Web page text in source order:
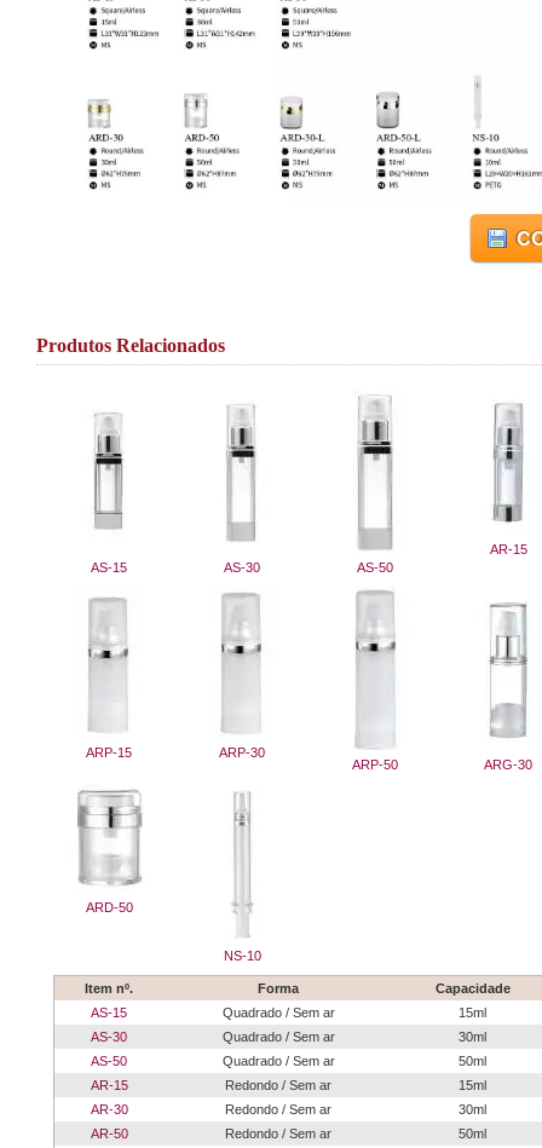
Produtos Relacionados
AS-15 AS-30 AS-50
AR-15
ARP-15
ARP-30
ARP-50
ARG-30
ARD-50
NS-10
Item nº. Forma
Capacidade
AS-15
Quadrado / Sem ar
15ml
AS-30
Quadrado / Sem ar
30ml
AS-50
Quadrado / Sem ar
50ml
AR-15
Redondo / Sem ar
15ml
AR-30
Redondo / Sem ar
30ml
AR-50
Redondo / Sem ar
50ml